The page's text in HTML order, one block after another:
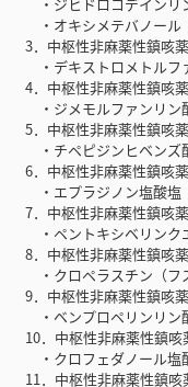
・オキシメテバノール
3．中枢性非麻薬性鎮咳
・デキストロメトルフ
4．中枢性非麻薬性鎮咳
・ジメモルファンリン
5．中枢性非麻薬性鎮咳
・チペピジンヒベンズ
6．中枢性非麻薬性鎮咳
・エプラジノン塩酸塩
7．中枢性非麻薬性鎮咳
・ペントキシベリンク
8．中枢性非麻薬性鎮咳
・クロペラスチン（フ
9．中枢性非麻薬性鎮咳
・ベンプロペリンリン
10．中枢性非麻薬性鎮
・クロフェダノール塩
11．中枢性非麻薬性鎮